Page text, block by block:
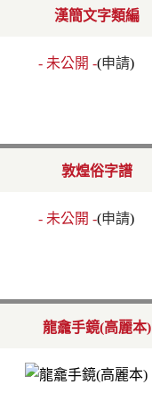
漢簡文字類編
- 未公開 -(申請)
敦煌俗字譜
- 未公開 -(申請)
龍龕手鏡(高麗本)